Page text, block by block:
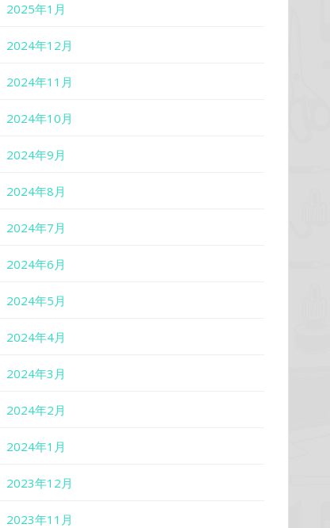
2025年1月
2024年12月
2024年11月
2024年10月
2024年9月
2024年8月
2024年7月
2024年6月
2024年5月
2024年4月
2024年3月
2024年2月
2024年1月
2023年12月
2023年11月